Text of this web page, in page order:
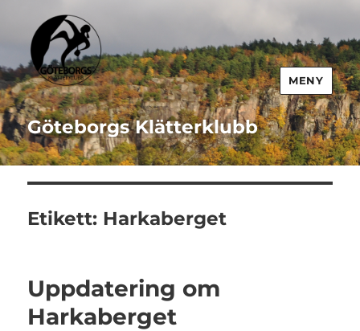
Göteborgs Klätterklubb
MENY
Etikett: Harkaberget
Uppdatering om
Harkaberget